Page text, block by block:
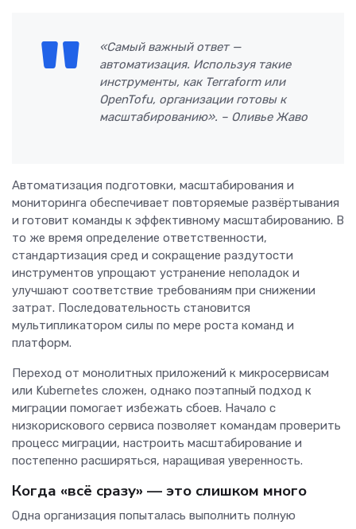
«Самый важный ответ —
автоматизация. Используя такие
инструменты, как Terraform или
OpenTofu, организации готовы к
масштабированию». – Оливье Жаво
Автоматизация подготовки, масштабирования и
мониторинга обеспечивает повторяемые развёртывания
и готовит команды к эффективному масштабированию. В
то же время определение ответственности,
стандартизация сред и сокращение раздутости
инструментов упрощают устранение неполадок и
улучшают соответствие требованиям при снижении
затрат. Последовательность становится
мультипликатором силы по мере роста команд и
платформ.
Переход от монолитных приложений к микросервисам
или Kubernetes сложен, однако поэтапный подход к
миграции помогает избежать сбоев. Начало с
низкорискового сервиса позволяет командам проверить
процесс миграции, настроить масштабирование и
постепенно расширяться, наращивая уверенность.
Когда «всё сразу» — это слишком много
Одна организация попыталась выполнить полную